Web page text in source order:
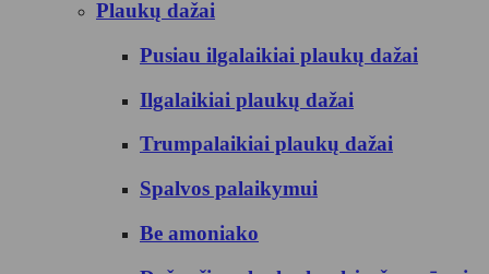
Plaukų dažai
Pusiau ilgalaikiai plaukų dažai
Ilgalaikiai plaukų dažai
Trumpalaikiai plaukų dažai
Spalvos palaikymui
Be amoniako